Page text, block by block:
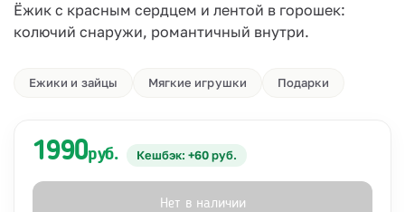
Ёжик с красным сердцем и лентой в горошек:
колючий снаружи, романтичный внутри.
Ежики и зайцы Мягкие игрушки Подарки
1990руб. Кешбэк: +60 руб.
Нет в наличии